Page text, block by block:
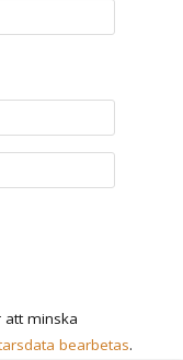
att minska
bearbetas.